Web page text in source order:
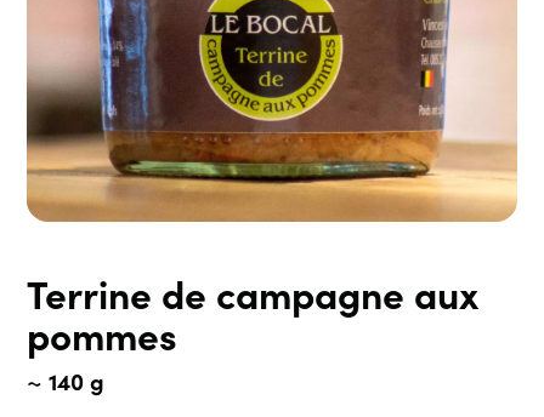
Terrine de campagne aux
pommes
~ 140 g